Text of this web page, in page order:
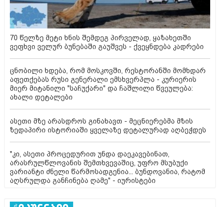
70 წელზე მეტი ხნის შემდეგ პირველად, ყაზახეთში
ვეფხვი ველურ ბუნებაში გაუშვეს - ქვეყნდება კადრები
ცნობილი ხდება, რომ მოსკოვში, რესტორანში მომხდარ
აფეთქებას რუსი გენერალი ემსხვერპლა - კურიერის
მიერ მიტანილი "საჩუქარი" და ჩაშლილი წვეულება:
ახალი დეტალები
ასეთი მზე არასდროს გინახავთ - მეცნიერებმა მზის
ზედაპირი ისტორიაში ყველაზე დეტალურად აღბეჭდეს
"კი, ასეთი პროცედურით უნდა დაეკავებინათ,
არასრულწლოვანის შემთხვევაშიც, უფრო მსუბუქი
ვარიანტი ძნელი წარმოსადგენია... ბუნდოვანია, რატომ
აღსრულდა განჩინება ღამე" - იურისტები